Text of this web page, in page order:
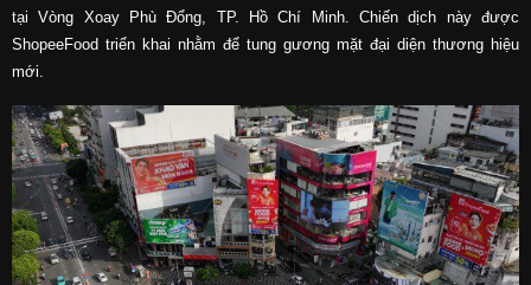
tại Vòng Xoay Phù Đổng, TP. Hồ Chí Minh. Chiến dịch này được
ShopeeFood triển khai nhằm để tung gương mặt đại diện thương hiệu
mới.